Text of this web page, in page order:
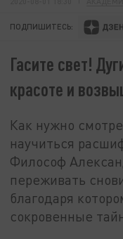
ПОДПИШИТЕСЬ:
Гасите свет!
красоте и
Как нужно
научиться
Философ
переживать
благодаря
сокровенные